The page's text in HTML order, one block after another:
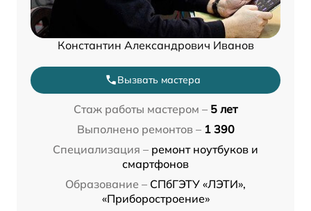
Константин Александрович Иванов
Вызвать мастера
Стаж работы мастером – 5 лет
Выполнено ремонтов – 1 390
Специализация – ремонт ноутбуков и
смартфонов
Образование – СПбГЭТУ «ЛЭТИ»,
«Приборостроение»